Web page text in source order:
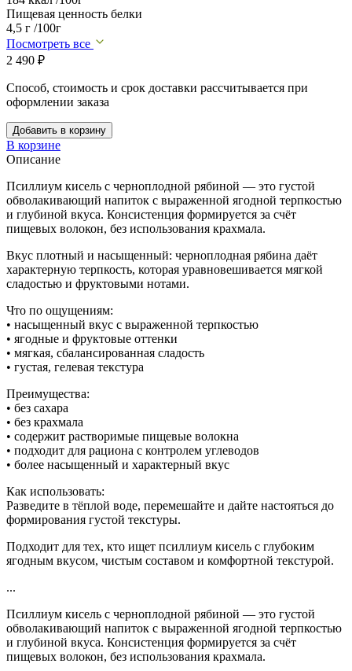
Пищевая ценность белки
4,5 г /100г
Посмотреть все
2 490 ₽
Способ, стоимость и срок доставки рассчитывается при
оформлении заказа
Добавить в корзину
В корзине
Описание
Псиллиум кисель с черноплодной рябиной — это густой
обволакивающий напиток с выраженной ягодной терпкостью
и глубиной вкуса. Консистенция формируется за счёт
пищевых волокон, без использования крахмала.
Вкус плотный и насыщенный: черноплодная рябина даёт
характерную терпкость, которая уравновешивается мягкой
сладостью и фруктовыми нотами.
Что по ощущениям:
• насыщенный вкус с выраженной терпкостью
• ягодные и фруктовые оттенки
• мягкая, сбалансированная сладость
• густая, гелевая текстура
Преимущества:
• без сахара
• без крахмала
• содержит растворимые пищевые волокна
• подходит для рациона с контролем углеводов
• более насыщенный и характерный вкус
Как использовать:
Разведите в тёплой воде, перемешайте и дайте настояться до
формирования густой текстуры.
Подходит для тех, кто ищет псиллиум кисель с глубоким
ягодным вкусом, чистым составом и комфортной текстурой.
...
Псиллиум кисель с черноплодной рябиной — это густой
обволакивающий напиток с выраженной ягодной терпкостью
и глубиной вкуса. Консистенция формируется за счёт
пищевых волокон, без использования крахмала.